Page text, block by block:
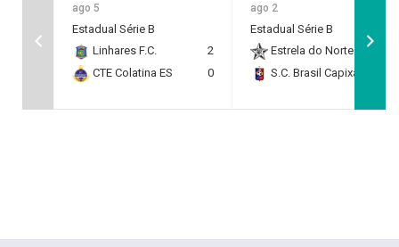
ago 5
Estadual Série B
Linhares F.C.
2
CTE Colatina ES
0
ago 2
Estadual Série B
Estrela do Norte F.C.
S.C. Brasil Capixaba